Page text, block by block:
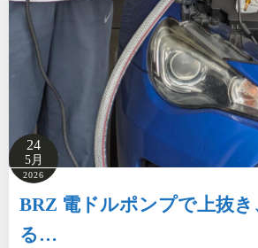
24
5月
2026
BRZ 電ドルポンプで上抜
る…